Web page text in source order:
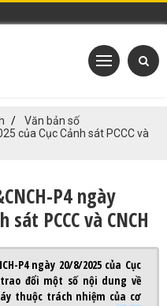
Bảo
Văn bản số
của Cục Cảnh sát PCCC và
P4 ngày
PCCC và CNCH
P4 ngày 20/8/2025 của Cục
trao đổi một số nội dung về
thuộc trách nhiệm của cơ